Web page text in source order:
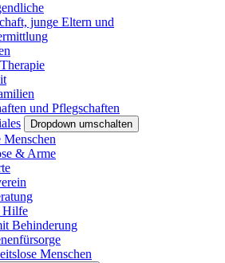
junge Eltern und
und Pflegschaften
Dropdown umschalten
Menschen
& Arme
Hilfe
Behinderung
Menschen